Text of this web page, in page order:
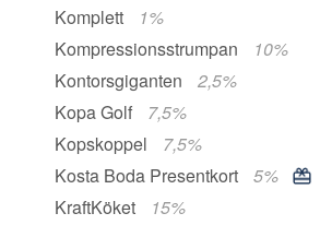
Komplett
1%
Kompressionsstrumpan
10%
Kontorsgiganten
2,5%
Kopa Golf
7,5%
Kopskoppel
7,5%
Kosta Boda Presentkort
5%
KraftKöket
15%